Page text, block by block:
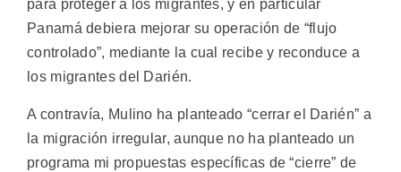
para proteger a los migrantes, y en particular
Panamá debiera mejorar su operación de “flujo
controlado”, mediante la cual recibe y reconduce a
los migrantes del Darién.
A contravía, Mulino ha planteado “cerrar el Darién” a
la migración irregular, aunque no ha planteado un
programa mi propuestas específicas de “cierre” de